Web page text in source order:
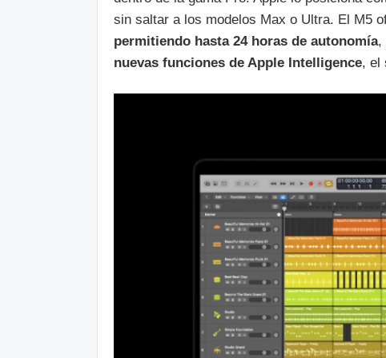
sin saltar a los modelos Max o Ultra. El M5
permitiendo hasta 24 horas de autonomía,
nuevas funciones de Apple Intelligence, el